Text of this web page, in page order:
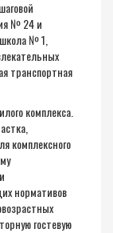
№ 24 и
№ 1,
транспортная
комплекса.
комплексного
нормативов
гостевую